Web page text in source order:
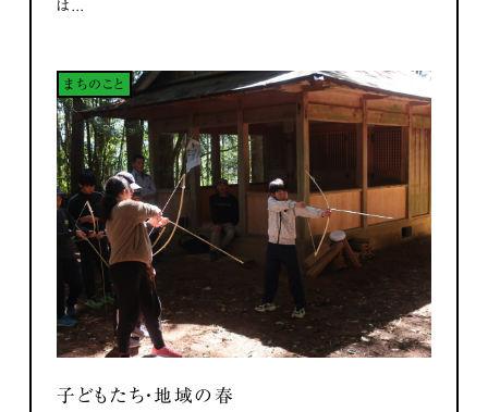
は...
まちのこと
子どもたち・地域の春